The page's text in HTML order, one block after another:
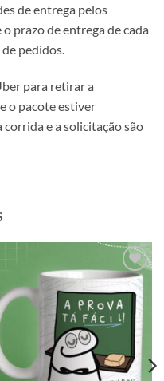
de entrega pelos
prazo de entrega de cada
pedidos.
para retirar a
o pacote estiver
e a solicitação são
Adicionar
a lista de
desejos